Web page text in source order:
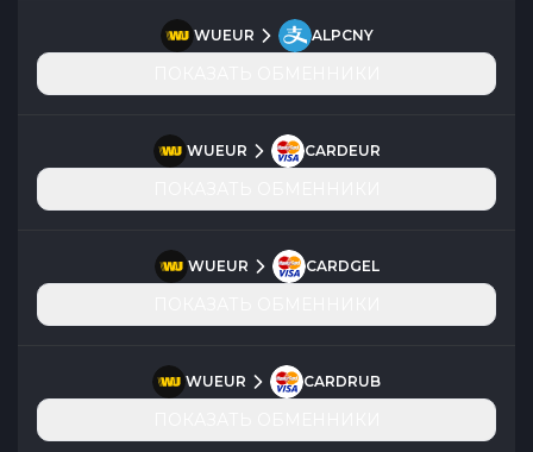
WUEUR ALPCNY
WUEUR CARDEUR
WUEUR CARDGEL
WUEUR CARDRUB